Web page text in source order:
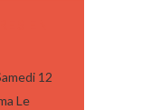
12
Le